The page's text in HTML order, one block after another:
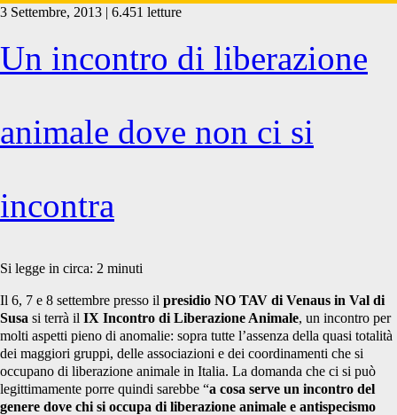
Tag:
<span>incontro
liberazione
animale
2013</span>
3 Settembre, 2013 | 6.451 letture
Un incontro di liberazione
animale dove non ci si
incontra
Si legge in circa: 2 minuti
Il 6, 7 e 8 settembre presso il presidio NO TAV di Venaus in Val di
Susa si terrà il IX Incontro di Liberazione Animale, un incontro per
molti aspetti pieno di anomalie: sopra tutte l’assenza della quasi totalità
dei maggiori gruppi, delle associazioni e dei coordinamenti che si
occupano di liberazione animale in Italia. La domanda che ci si può
legittimamente porre quindi sarebbe “a cosa serve un incontro del
genere dove chi si occupa di liberazione animale e antispecismo